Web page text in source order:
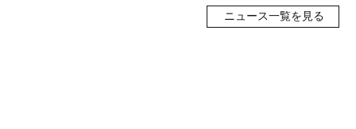
ニュース一覧を見る